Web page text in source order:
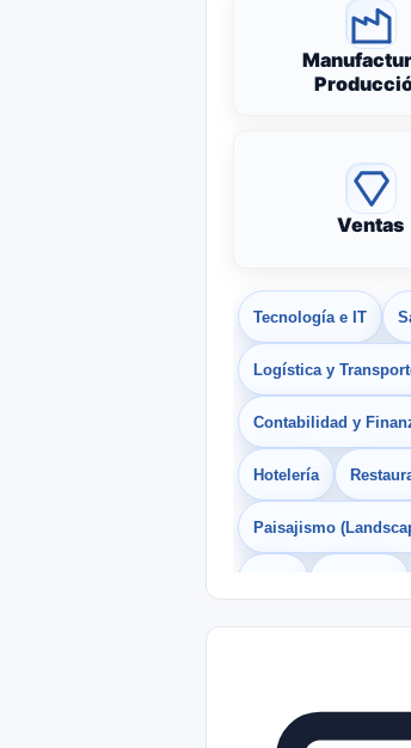
Ventas
Tecnología e IT
Logística y
Contabilidad y
Hotelería
Paisajismo
Freelance
Telecomunicaciones